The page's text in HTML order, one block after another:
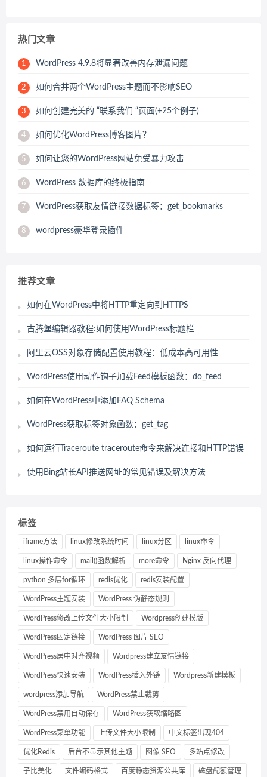
热门文章
1 WordPress 4.9.8将显著改善内存泄漏问题
2 如何合并两个WordPress主题而不影响SEO
3 如何创建完美的 “联系我们 “页面(+25个例子)
4 如何优化WordPress博客图片？
5 如何让您的WordPress网站免受暴力攻击
6 WordPress 数据库的终极指南
7 WordPress获取友情链接数据标签：get_bookmarks
8 wordpress豪华登录插件
推荐文章
如何在WordPress中将HTTP重定向到HTTPS
古腾堡编辑器教程:如何使用WordPress标题栏
阿里云OSS对象存储配置使用教程：低成本高可用性
WordPress使用动作钩子加载Feed模板函数：do_feed
如何在WordPress中添加FAQ Schema
WordPress获取标签对象函数：get_tag
如何运行Traceroute traceroute命令来解决连接和HTTP错误
使用Bing站长API推送网址的常见错误及解决方法
标签
iframe方法 linux修改系统时间 linux分区 linux命令
linux操作命令 mail()函数解析 more命令 Nginx 反向代理
python 多层for循环 redis优化 redis安装配置
WordPress主题安装 WordPress 伪静态规则
WordPress修改上传文件大小限制 Wordpress创建模版
WordPress固定链接 WordPress 图片 SEO
WordPress居中对齐视频 Wordpress建立友情链接
WordPress快速安装 WordPress插入外链 Wordpress新建模板
wordpress添加导航 WordPress禁止裁剪
WordPress禁用自动保存 WordPress获取缩略图
WordPress菜单功能 上传文件大小限制 中文标签出现404
优化Redis 后台不显示其他主题 图像 SEO 多站点修改
子比美化 文件编码格式 百度静态资源公共库 磁盘配额管理